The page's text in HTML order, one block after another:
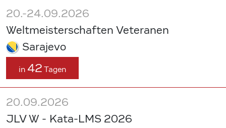
20.-24.09.2026
Weltmeisterschaften Veteranen
Sarajevo
in 42 Tagen
20.09.2026
JLV W - Kata-LMS 2026